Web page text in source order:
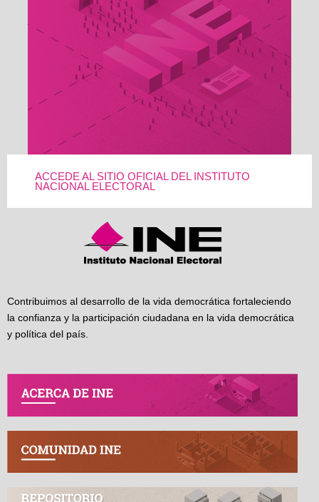
ACCEDE AL SITIO OFICIAL DEL INSTITUTO
NACIONAL ELECTORAL
Contribuimos al desarrollo de la vida democrática fortaleciendo
la confianza y la participación ciudadana en la vida democrática
y política del país.